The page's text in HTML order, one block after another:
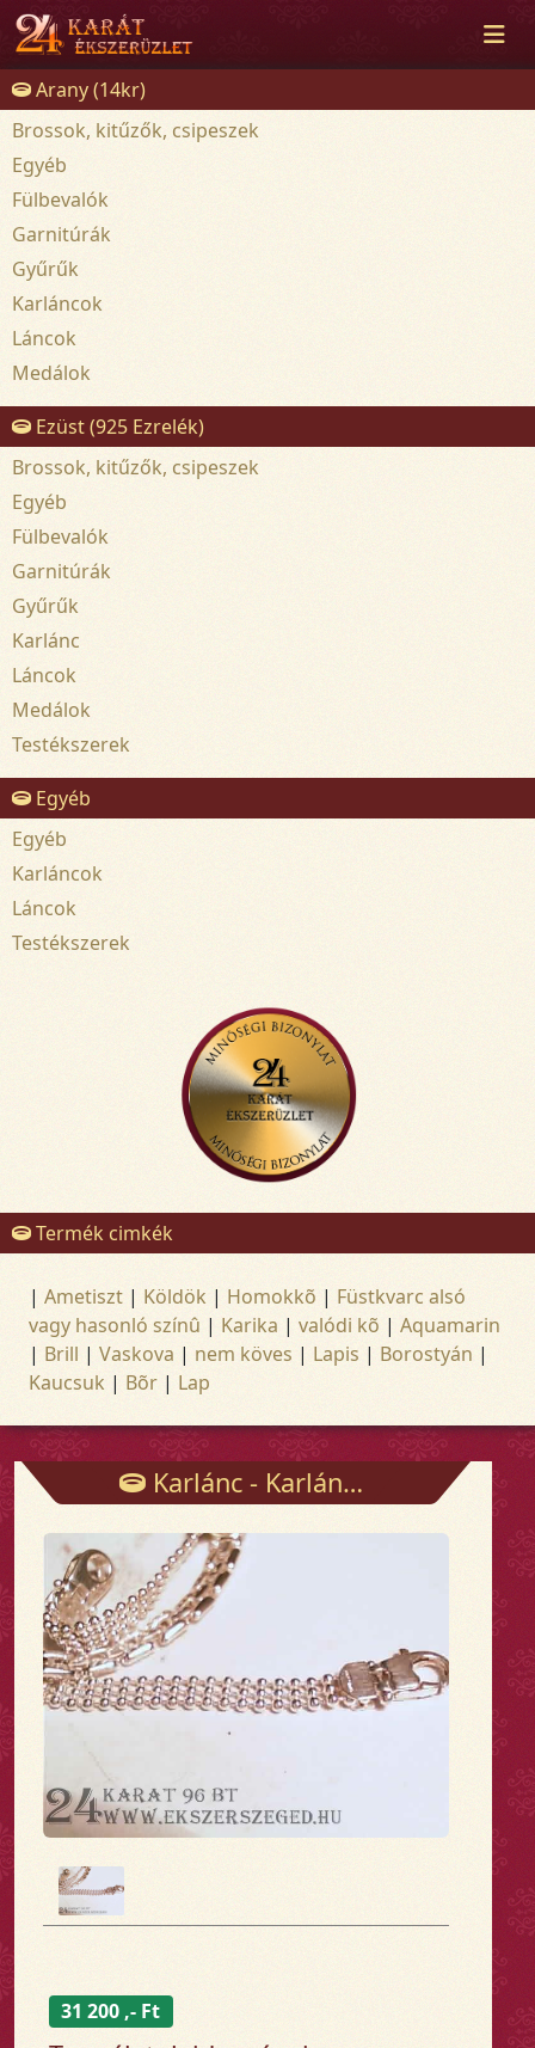
Arany (14kr)
Brossok, kitűzők, csipeszek
Egyéb
Fülbevalók
Garnitúrák
Gyűrűk
Karláncok
Láncok
Medálok
Ezüst (925 Ezrelék)
Brossok, kitűzők, csipeszek
Egyéb
Fülbevalók
Garnitúrák
Gyűrűk
Karlánc
Láncok
Medálok
Testékszerek
Egyéb
Egyéb
Karláncok
Láncok
Testékszerek
Termék cimkék
| Ametiszt | Köldök | Homokkõ | Füstkvarc alsó
vagy hasonló színû | Karika | valódi kõ | Aquamarin
| Brill | Vaskova | nem köves | Lapis | Borostyán |
Kaucsuk | Bõr | Lap
Karlánc - Karlánc - Arany és ezüst ékszerek
31 200 ,- Ft